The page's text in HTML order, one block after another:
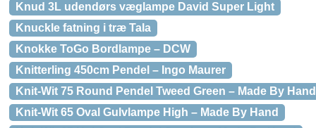
Knud 3L udendørs væglampe David Super Light
Knuckle fatning i træ Tala
Knokke ToGo Bordlampe – DCW
Knitterling 450cm Pendel – Ingo Maurer
Knit-Wit 75 Round Pendel Tweed Green – Made By Hand
Knit-Wit 65 Oval Gulvlampe High – Made By Hand